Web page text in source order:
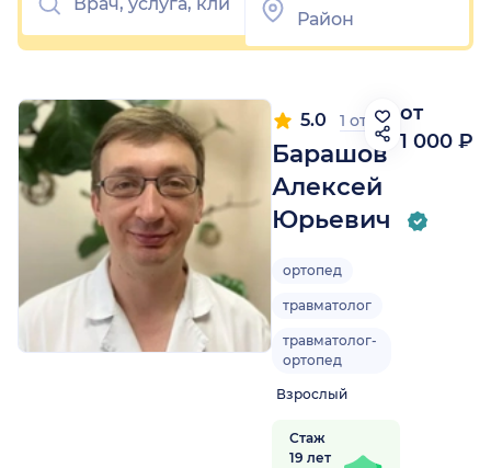
Барашов
Алексей
Юрьевич
5.0 1 отзыв
ортопед
травматолог
травматолог-
ортопед
Взрослый
Стаж
19 лет
от
1 000 ₽